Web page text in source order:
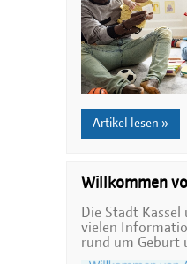
Artikel lesen »
Willkommen
Die Stadt
vielen
rund um Geburt